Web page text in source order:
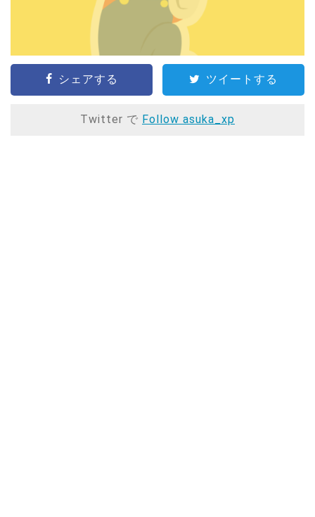
シェアする ツイートする
Twitter で Follow asuka_xp